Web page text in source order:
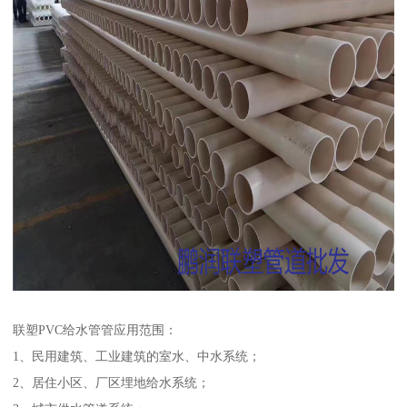
联塑PVC给水管管应用范围：
1、民用建筑、工业建筑的室水、中水系统；
2、居住小区、厂区埋地给水系统；